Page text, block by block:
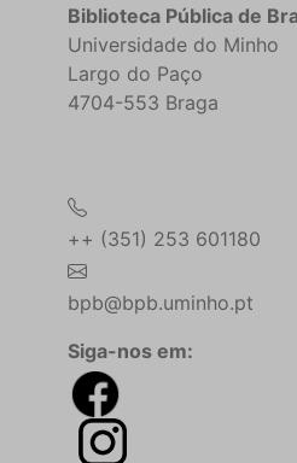
Biblioteca Pública de
Universidade do Minho
Largo do Paço
4704-553 Braga
++ (351) 253 601180
bpb@bpb.uminho.pt
Siga-nos em: